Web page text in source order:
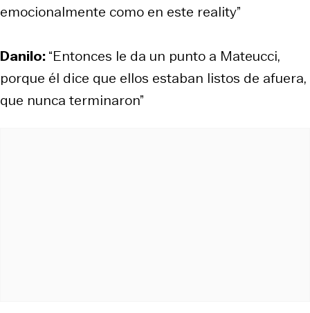
emocionalmente como en este reality”
Danilo:“Entonces le da un punto a Mateucci,
porque él dice que ellos estaban listos de afuera,
que nunca terminaron”